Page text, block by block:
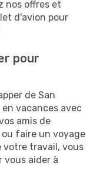
nos offres et
d'avion pour
pour
de San
vacances avec
amis de
faire un voyage
votre travail, vous
vous aider à